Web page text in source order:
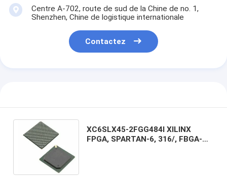
Centre A-702, route de sud de la Chine de no. 1,
Shenzhen, Chine de logistique internationale
Contactez
XC6SLX45-2FGG484I XILINX
FPGA, SPARTAN-6, 316/, FBGA-